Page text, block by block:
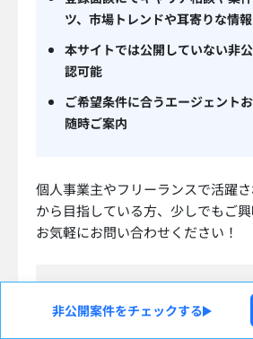
ツ、市場トレンドや耳寄りな情
本サイトでは公開していない非
認可能
ご希望条件に合うエージェント
随時ご案内
個人事業主やフリーランスで活躍
から目指している方、少しでもご
お気軽にお問い合わせください！
ログイン
非公開案件をチェックする